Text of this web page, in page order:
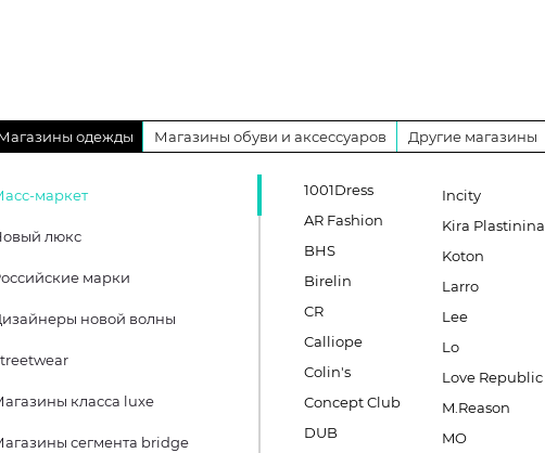
одежды Магазины обуви и аксессуаров Другие магазины
маркет
люкс
марки
новой волны
класса luxe
сегмента bridge
1001Dress
AR Fashion
BHS
Birelin
CR
Calliope
Colin's
Concept Club
DUB
Incity
Kira Plastinina
Koton
Larro
Lee
Lo
Love Republic
M.Reason
MO